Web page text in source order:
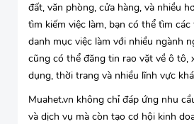
đất, văn phòng, cửa hàng, và nhiều
tìm kiếm việc làm, bạn có thể tìm
danh mục việc làm với nhiều ngành
cũng có thể đăng tin rao vặt về ô tô,
dụng, thời trang và nhiều lĩnh vực
Muahet.vn không chỉ đáp ứng nhu
và dịch vụ mà còn tạo cơ hội kinh